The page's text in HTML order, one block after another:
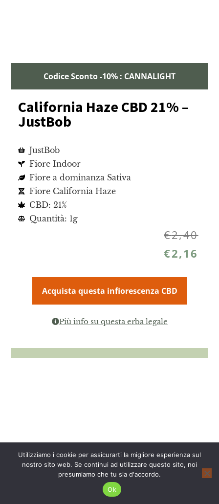
Codice Sconto -10% : CANNALIGHT
California Haze CBD 21% –
JustBob
JustBob
Fiore Indoor
Fiore a dominanza Sativa
Fiore California Haze
CBD: 21%
Quantità: 1g
€2,40
€2,16
Acquista questa infiorescenza CBD
Più info su questa erba legale
Utilizziamo i cookie per assicurarti la migliore esperienza sul
nostro sito web. Se continui ad utilizzare questo sito, noi
presumiamo che tu sia d'accordo.
Ok